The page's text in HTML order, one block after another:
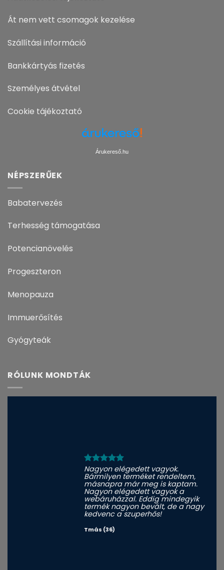
Át nem vett csomagok kezelése
Szállítási információ
Bankkártyás fizetés
Személyes átvétel
Cookie tájékoztató
Árukereső.hu
NÉPSZERŰEK
Babatervezés
Terhesség támogatása
Potencianövelés
Progeszteron
Menopauza
Immuerősítés
Gyógyteák
RÓLUNK MONDTÁK
Nagyon elégedett vagyok.
Bármilyen terméket rendeltem,
másnapra már meg is kaptam.
Nagyon elégedett vagyok a
webáruházzal. Eddig mindegyik
termék nagyon bevált, de a nagy
kedvenc a szuperhős!
Tmás (36)